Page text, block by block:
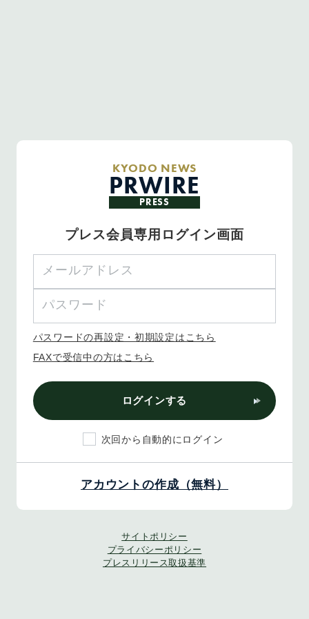
KYODO NEWS
PRWIRE
PRESS
プレス会員専用ログイン画面
パスワードの再設定・初期設定はこちら
FAXで受信中の方はこちら
ログインする
次回から自動的にログイン
アカウントの作成（無料）
サイトポリシー
プライバシーポリシー
プレスリリース取扱基準